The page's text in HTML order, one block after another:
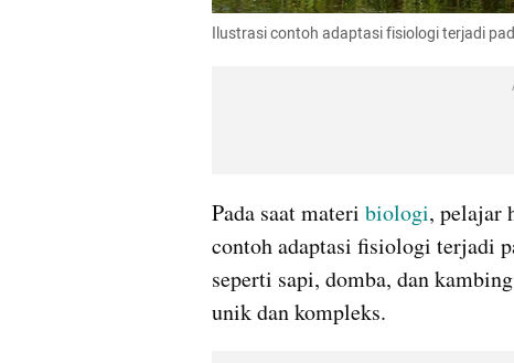
Ilustrasi contoh adaptasi fisiologi terjadi
Pada saat materi biologi, pelajar
contoh adaptasi fisiologi terjadi
seperti sapi, domba, dan
unik dan kompleks.